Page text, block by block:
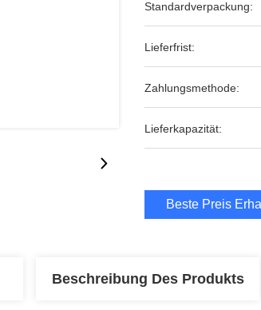
Standardverpackung:
Lieferfrist:
Zahlungsmethode:
Lieferkapazität:
Beste Preis
Beschreibung Des Produkts